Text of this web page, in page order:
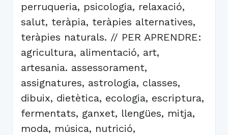
perruqueria, psicologia, relaxació,
salut, teràpia, teràpies alternatives,
teràpies naturals. // PER APRENDRE:
agricultura, alimentació, art,
artesania. assessorament,
assignatures, astrologia, classes,
dibuix, dietètica, ecologia, escriptura,
fermentats, ganxet, llengües, mitja,
moda, música, nutrició,